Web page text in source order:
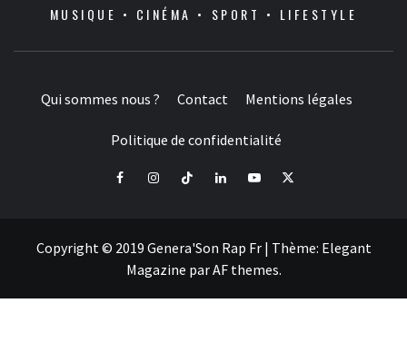
MUSIQUE • CINÉMA • SPORT • LIFESTYLE
Qui sommes nous ? Contact Mentions légales
Politique de confidentialité
FacebookInstagramTiktok LinkedInYoutube
X
Copyright © 2019 Genera'Son Rap Fr | Thème: Elegant
Magazine parAF themes.